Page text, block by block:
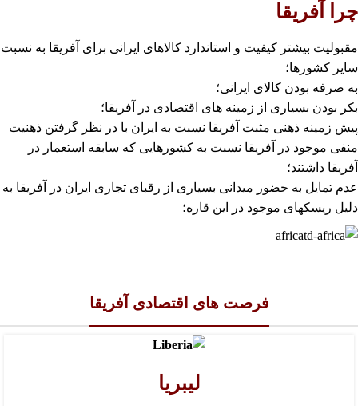
چرا آفریقا
مقبولیت بیشتر کیفیت و استاندارد کالاهای ایرانی برای آفریقا به نسبت
سایر کشورها؛
به صرفه بودن کالای ایرانی؛
بکر بودن بسیاری از زمینه های اقتصادی در آفریقا؛
پیش زمینه ذهنی مثبت آفریقا نسبت به ایران با در نظر گرفتن ذهنیت
منفی موجود در آفریقا نسبت به کشورهایی که سابقه استعمار در
آفریقا داشتند؛
عدم تمایل به حضور میدانی بسیاری از رقبای تجاری ایران در آفریقا به
دلیل ریسکهای موجود در این قاره؛
فرصت های اقتصادی آفریقا
لیبریا